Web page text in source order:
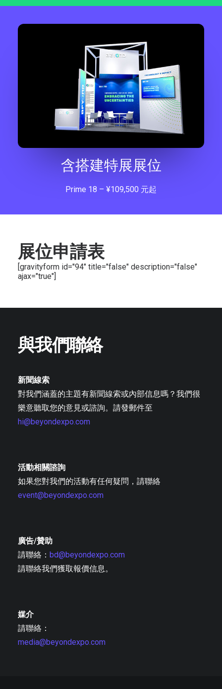
含搭建特展展位
Prime 18 – ¥109,500 元起
與我們聯絡
新聞線索
對我們涵蓋的主題有新聞線索或內部信息嗎？我們很
樂意聽取您的意見或諮詢。請發郵件至
hi@beyondexpo.com
活動相關諮詢
如果您對我們的活動有任何疑問，請聯絡
event@beyondexpo.com
廣告/贊助
請聯絡： bd@beyondexpo.com
請聯絡我們獲取報價信息。
媒介
請聯絡：
media@beyondexpo.com
展位申請表
[gravityform id="94" title="false" description="false"
ajax="true"]